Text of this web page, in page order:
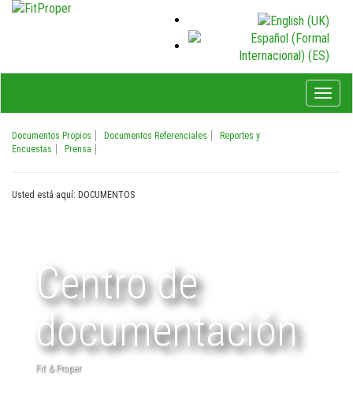
Documentos Propios Documentos Referenciales
Reportes y
Encuestas
Prensa
Usted está aquí: DOCUMENTOS
Centro de
documentación
Fit & Proper